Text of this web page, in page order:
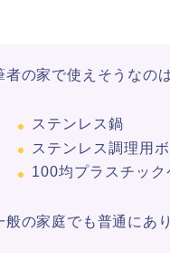
者の家で使えそうなの
ステンレス鍋
ステンレス調理用
100均プラスチック
般の家庭でも普通にあ